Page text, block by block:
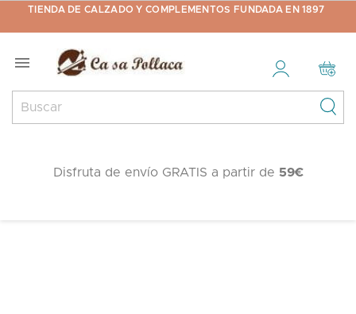
TIENDA DE CALZADO Y COMPLEMENTOS FUNDADA EN 1897

Disfruta de envío GRATIS a partir de 59€